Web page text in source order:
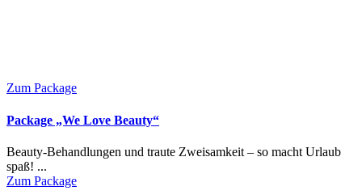
Zum Package
Package „We Love Beauty“
Beauty-Behandlungen und traute Zweisamkeit – so macht Urlaub
spaß! ...
Zum Package